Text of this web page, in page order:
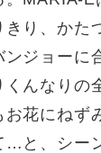
きり、かた
ンジョーに
くんなりの
花にねず
…と、シー